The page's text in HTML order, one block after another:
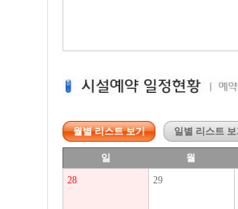
월별 리스트 보기 일별 리스트
일
월
28
29